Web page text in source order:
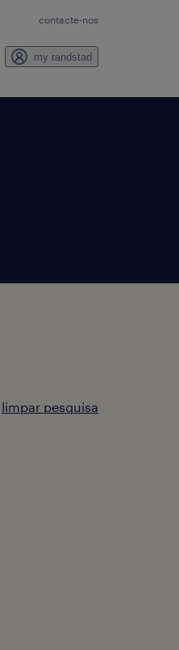
contacte-nos
my randstad
limpar pesquisa